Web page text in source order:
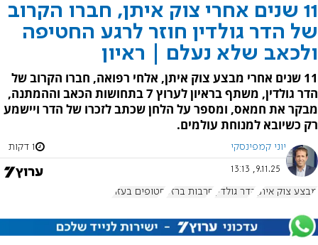
11 שנים אחרי צוק איתן, חברו הקרוב
של הדר גולדין חוזר לרגע החטיפה
ולכאב שלא נעלם | ראיון
11 שנים אחרי מבצע צוק איתן, אלחי רפואה, חברו הקרוב של
הדר גולדין, משתף בראיון לערוץ 7 בתחושות הכאב וההמתנה,
מבקר את חמאס, ומספר על הלחן שכתב לזכרו של הדר ויישמע
רק כשיובא למנוחת עולמים.
יוני קמפינסקי 1 דקות
9.11.25, 13:13
מבצע צוק איתן הדר גולדין חרבות ברזל חטופים בעזה